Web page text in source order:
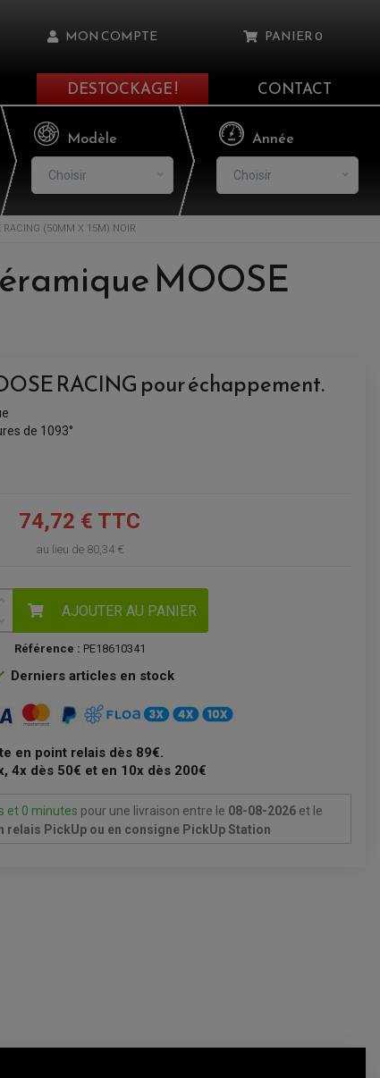
MON COMPTE PANIER0
Il n'y a aucun produit dans votre panier
DESTOCKAGE ! CONTACT
Modèle
Choisir
Année
Choisir
RACING (50MM X 15M) NOIR
MOOSE
RACING pour échappement.
de 1093°
74,72 € TTC
au lieu de 80,34 €
AJOUTER AU PANIER
Référence : PE18610341
Derniers articles en stock
en point relais dès 89€.
4x dès 50€ et en 10x dès 200€
et 0 minutes pour une livraison entre le 08-08-2026 et le
relais PickUp ou en consigne PickUp Station